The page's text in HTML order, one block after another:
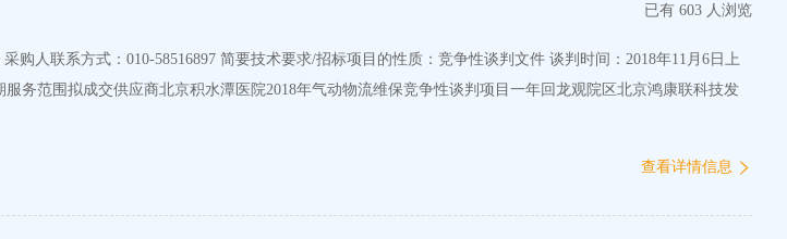
已有 603 人浏览
务范围拟成交供应商北京积水潭医院2018年气动物流维保竞争性谈判项目一年回龙观院区北京鸿康联科技发
查看详情信息